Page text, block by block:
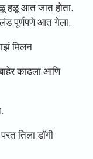
हळू आत जात होता.
पूर्णपणे आत गेला.
मिलन
काढला आणि
तिला डॉगी